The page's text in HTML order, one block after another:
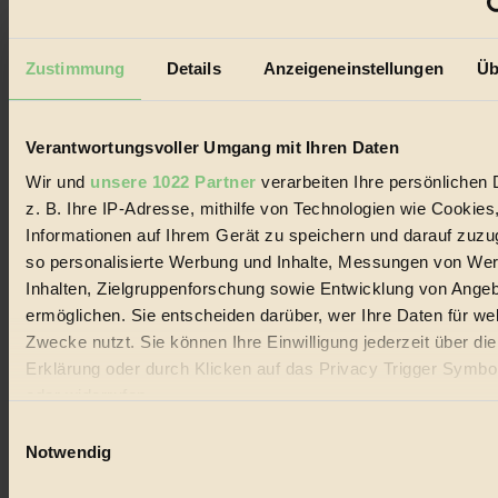
Zustimmung Details Anzeigeneinstellungen
Verantwortungsvoller Umgang mit Ihren Daten
Wir und unsere 1022 Partner verarbeiten Ihre persönlichen
z. B. Ihre IP-Adresse, mithilfe von Technologien wie
Informationen auf Ihrem Gerät zu speichern und darauf
so personalisierte Werbung und Inhalte, Messungen von
Inhalten, Zielgruppenforschung sowie Entwicklung von
ermöglichen. Sie entscheiden darüber, wer Ihre Daten für
Zwecke nutzt. Sie können Ihre Einwilligung jederzeit über
Erklärung oder durch Klicken auf das Privacy Trigger
Wenn Sie es erlauben, würden wir auch gerne:
Notwendig
Außerdem im Heft
GEMEIN:Tropische Stechmücken fühlen sich in
GEMEINER:Es gibt nun Weinflaschen, die nach
Entleerung voll wieder zu dir zurückkommen.
Der BIORAMA-Newsletter
Erhalte in regelmäßigen Abständen die aktuellsten Artikel,
Gewinnspiele & Ausgaben übersichtlich aufbereitet vom